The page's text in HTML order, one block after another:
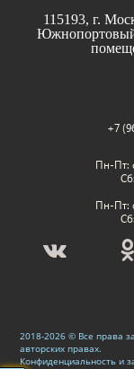
115193, г.
+7
Пн-Пт:
Пн-Пт:
2018-2026 © Все права
авторских правах.
Конфиденциальность и